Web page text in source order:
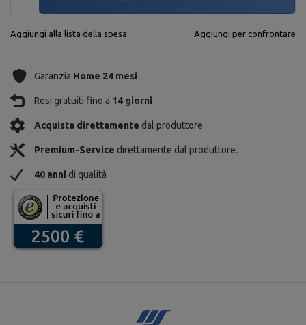
Aggiungi alla lista della spesa Aggiungi per confrontare
Garanzia Home 24 mesi
Resi gratuiti fino a 14 giorni
Acquista direttamente dal produttore
Premium-Service direttamente dal produttore.
40 anni di qualità